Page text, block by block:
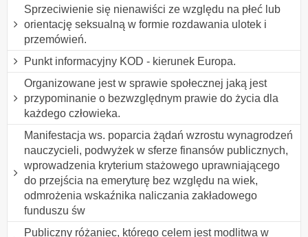
Sprzeciwienie się nienawiści ze względu na płeć lub
orientację seksualną w formie rozdawania ulotek i
przemówień.
Punkt informacyjny KOD - kierunek Europa.
Organizowane jest w sprawie społecznej jaką jest
przypominanie o bezwzględnym prawie do życia dla
każdego człowieka.
Manifestacja ws. poparcia żądań wzrostu wynagrodzeń
nauczycieli, podwyżek w sferze finansów publicznych,
wprowadzenia kryterium stażowego uprawniającego
do przejścia na emeryturę bez względu na wiek,
odmrożenia wskaźnika naliczania zakładowego
funduszu św
Publiczny różaniec, którego celem jest modlitwa w